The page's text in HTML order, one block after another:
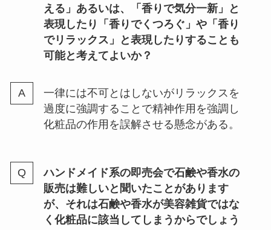
える」あるいは、「香りで気分一新」と
表現したり「香りでくつろぐ」や「香り
でリラックス」と表現したりすることも
可能と考えてよいか？
一律には不可とはしないがリラックスを
過度に強調することで精神作用を強調し
化粧品の作用を誤解させる懸念がある。
ハンドメイド系の即売会で石鹸や香水の
販売は難しいと聞いたことがあります
が、それは石鹸や香水が美容雑貨ではな
く化粧品に該当してしまうからでしょう